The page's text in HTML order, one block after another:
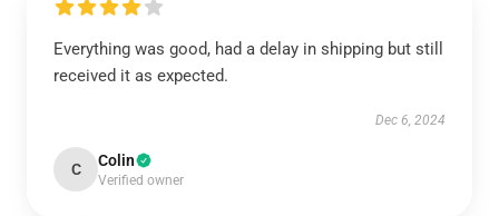
Everything was good, had a delay in shipping but still
received it as expected.
Dec 6, 2024
C Colin
Verified owner